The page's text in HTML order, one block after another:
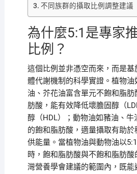
不同族群的攝取比例調整建議
為什麼5:1是專家
比例？
這個比例並非憑空而來，而是基
體代謝機制的科學實證。植物
油、芥花油富含單元不飽和脂
肪酸，能有效降低壞膽固醇（
醇（HDL）；動物油如豬油、牛
的飽和脂肪酸，適量攝取有助
供能量。當植物油與動物油以
時，飽和脂肪酸與不飽和脂肪
灣營養學會建議的範圍內，既